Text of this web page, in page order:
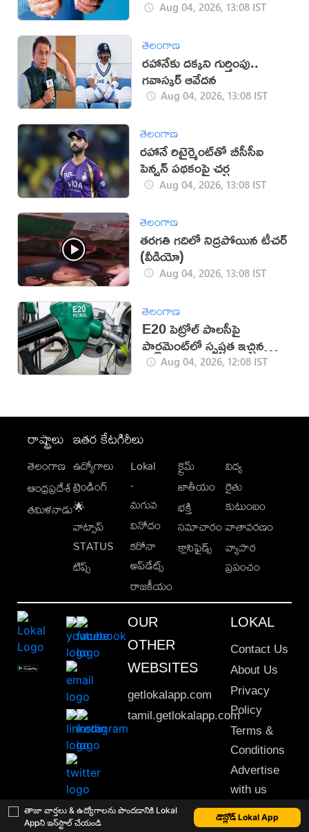
తాజా వార్తలు & ఉద్యోగాలను పొందడానికి Lokal
Appని ఇన్‌స్టాల్ చేయండి
డౌన్లోడ్ Lokal App
Aug 04, 2026, 13:08 IST
తెలంగాణ
రహానేకు దక్కని గుర్తింపు..
గవాస్కర్ ఆవేదన
Aug 04, 2026, 13:08 IST
తెలంగాణ
రహానే రిటైర్మెంట్‌తో బీసీసీఐ
పెన్షన్ పథకంపై చర్చ
Aug 04, 2026, 13:08 IST
తెలంగాణ
తరగతి గదిలో నిద్రపోయిన టీచర్
(వీడియో)
Aug 04, 2026, 13:08 IST
తెలంగాణ
E20 పెట్రోల్ పాలసీపై
పార్లమెంట్‌లో స్పష్టత ఇచ్చిన
కేంద్రంAug 04, 2026, 12:08 IST
రాష్ట్రాలు
తెలంగాణ
ఆంధ్రప్రదేశ్
తమిళనాడు
ఇతర కేటగిరీలు
ఉద్యోగాలు
ట్రెండింగ్
🌟
వాట్సాప్
STATUS
టిప్స్
Lokal
-
మగువ
వినోదం
కరోనా
అప్‌డేట్స్
రాజకీయం
క్రైమ్
జాతీయం
భక్తి
సమాచారం
క్లాసిఫైడ్స్
విద్య
రైతు
కుటుంబం
వాతావరణం
వ్యాపార
ప్రపంచం
OUR
OTHER
WEBSITES
getlokalapp.com
tamil.getlokalapp.com
LOKAL
Contact Us
About Us
Privacy
Policy
Terms &
Conditions
Advertise
with us
Sitemap
This material may not be published, transmitted, rewritten or redistributed. © 2020 Lokal App. All rights reserved.